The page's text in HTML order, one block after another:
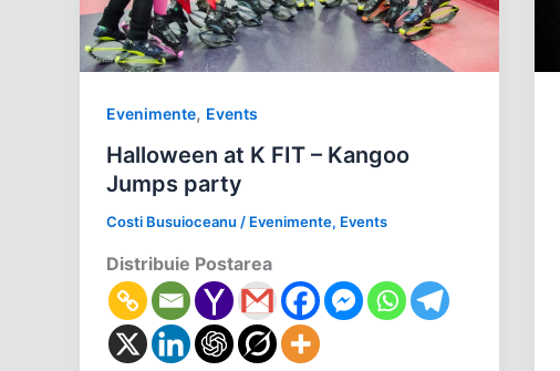
Evenimente, Events
Halloween at K FIT – Kangoo
Jumps party
Costi Busuioceanu / Evenimente, Events
Distribuie Postarea